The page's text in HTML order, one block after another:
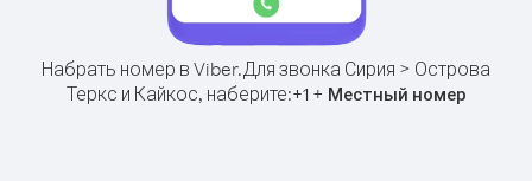
Набрать номер в Viber.Для звонка Сирия > Острова
Теркс и Кайкос, наберите:+1+ Местный номер